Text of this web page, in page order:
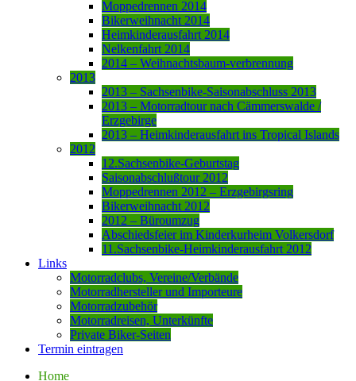
Moppedrennen 2014
Bikerweihnacht 2014
Heimkinderausfahrt 2014
Nelkenfahrt 2014
2014 – Weihnachtsbaum-verbrennung
2013
2013 – Sachsenbike-Saisonabschluss 2013
2013 – Motorradtour nach Cämmerswalde /
Erzgebirge
2013 – Heimkinderausfahrt ins Tropical Islands
2012
12.Sachsenbike-Geburtstag
Saisonabschlußtour 2012
Moppedrennen 2012 – Erzgebirgsring
Bikerweihnacht 2012
2012 – Büroumzug
Abschiedsfeier im Kinderkurheim Volkersdorf
11.Sachsenbike-Heimkinderausfahrt 2012
Links
Motorradclubs, Vereine/Verbände
Motorradhersteller und Importeure
Motorradzubehör
Motorradreisen, Unterkünfte
Private Biker-Seiten
Termin eintragen
Home